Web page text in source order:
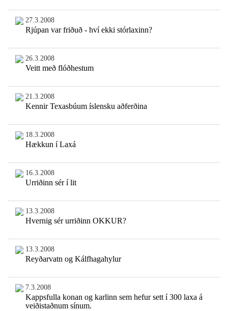
27.3.2008
Rjúpan var friðuð - hví ekki stórlaxinn?
26.3.2008
Veitt með flóðhestum
21.3.2008
Kennir Texasbúum íslensku aðferðina
18.3.2008
Hækkun í Laxá
16.3.2008
Urriðinn sér í lit
13.3.2008
Hvernig sér urriðinn OKKUR?
13.3.2008
Reyðarvatn og Kálfhagahylur
7.3.2008
Kappsfulla konan og karlinn sem hefur sett í 300 laxa á
veiðistaðnum sínum.